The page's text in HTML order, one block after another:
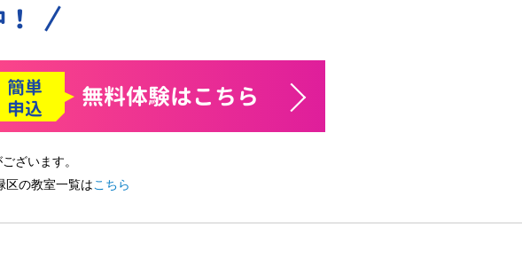
簡単
申込
無料体験はこちら
ざいます。
区の教室一覧はこちら